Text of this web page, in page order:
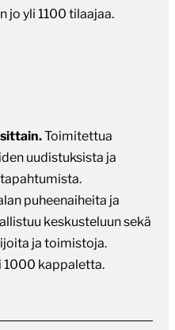
jo yli 1100 tilaajaa.
Toimitettua
uudistuksista ja
puheenaiheita ja
keskusteluun sekä
ja toimistoja.
1000 kappaletta.